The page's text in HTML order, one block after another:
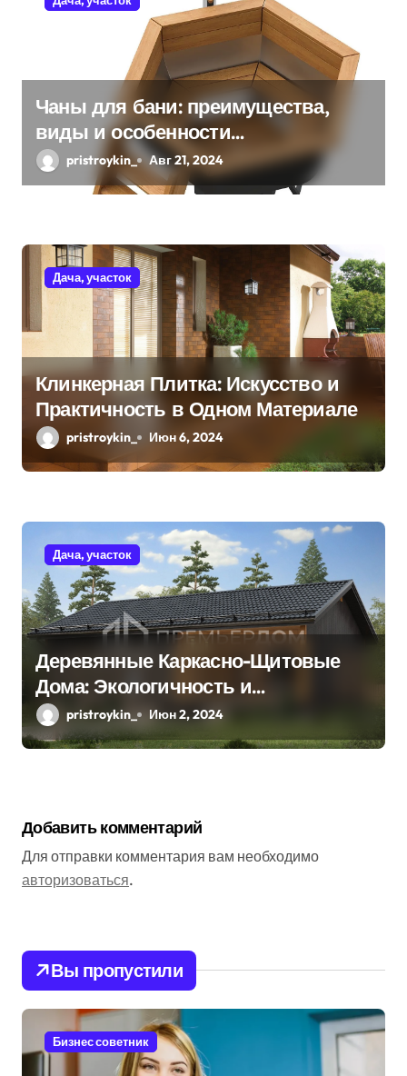
п
и
я
м
Чаны для бани: преимущества,
виды и особенности
использования
pristroykin_ Авг 21, 2024
Дача, участок
Клинкерная Плитка: Искусство и
Практичность в Одном Материале
pristroykin_ Июн 6, 2024
Дача, участок
Деревянные Каркасно-Щитовые
Дома: Экологичность и
Практичность
pristroykin_ Июн 2, 2024
Добавить комментарий
Для отправки комментария вам необходимо
авторизоваться.
Вы пропустили
Бизнес советник